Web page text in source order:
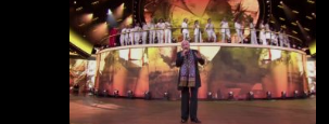
Jacka Cygana”